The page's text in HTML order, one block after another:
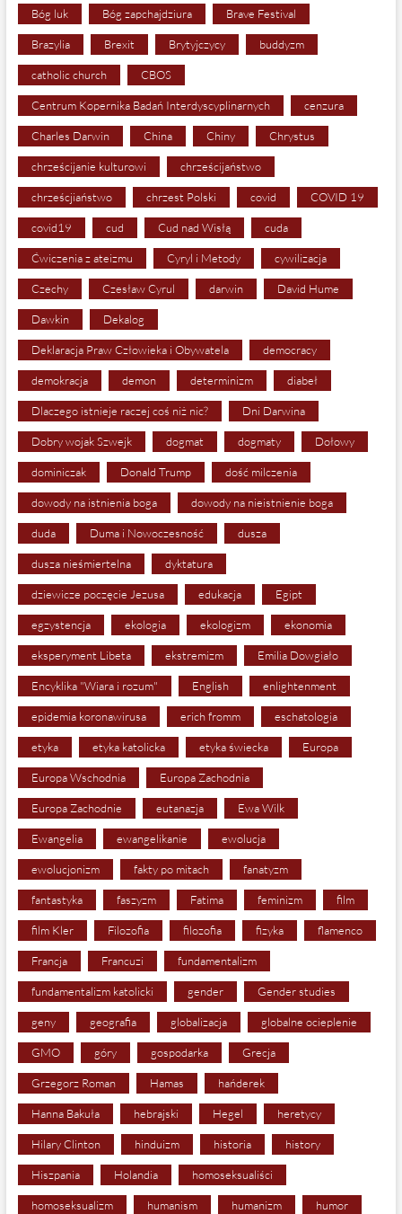
Bóg luk Bóg zapchajdziura Brave Festival
Brazylia Brexit Brytyjczycy buddyzm
catholic church CBOS
Centrum Kopernika Badań Interdyscyplinarnych cenzura
Charles Darwin China Chiny Chrystus
chrześcijanie kulturowi chrześcijaństwo
chrześcjiaństwo chrzest Polski covid COVID 19
covid19 cud Cud nad Wisłą cuda
Ćwiczenia z ateizmu Cyryl i Metody cywilizacja
Czechy Czesław Cyrul darwin David Hume
Dawkin Dekalog
Deklaracja Praw Człowieka i Obywatela democracy
demokracja demon determinizm diabeł
Dlaczego istnieje raczej coś niż nic? Dni Darwina
Dobry wojak Szwejk dogmat dogmaty Dołowy
dominiczak Donald Trump dość milczenia
dowody na istnienia boga dowody na nieistnienie boga
duda Duma i Nowoczesność dusza
dusza nieśmiertelna dyktatura
dziewicze poczęcie Jezusa edukacja Egipt
egzystencja ekologia ekologizm ekonomia
eksperyment Libeta ekstremizm Emilia Dowgiało
Encyklika "Wiara i rozum" English enlightenment
epidemia koronawirusa erich fromm eschatologia
etyka etyka katolicka etyka świecka Europa
Europa Wschodnia Europa Zachodnia
Europa Zachodnie eutanazja Ewa Wilk
Ewangelia ewangelikanie ewolucja
ewolucjonizm fakty po mitach fanatyzm
fantastyka faszyzm Fatima feminizm film
film Kler Filozofia filozofia fizyka flamenco
Francja Francuzi fundamentalizm
fundamentalizm katolicki gender Gender studies
geny geografia globalizacja globalne ocieplenie
GMO góry gospodarka Grecja
Grzegorz Roman Hamas hańderek
Hanna Bakuła hebrajski Hegel heretycy
Hilary Clinton hinduizm historia history
Hiszpania Holandia homoseksualiści
homoseksualizm humanism humanizm humor